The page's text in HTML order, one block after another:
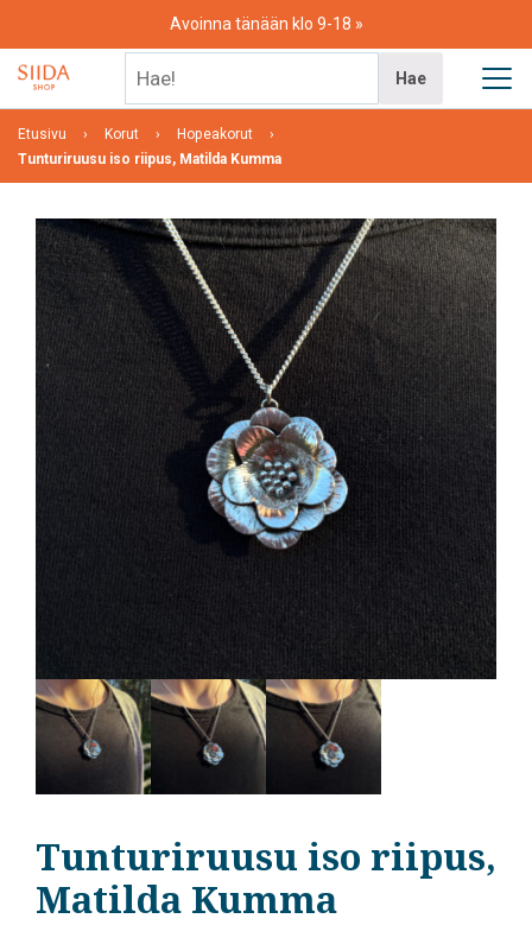
content
Avoinna tänään klo 9-18
Hae
Etusivu Korut
Hopeakorut
Tunturiruusu iso riipus, Matilda Kumma
Tunturiruusu iso riipus,
Matilda Kumma